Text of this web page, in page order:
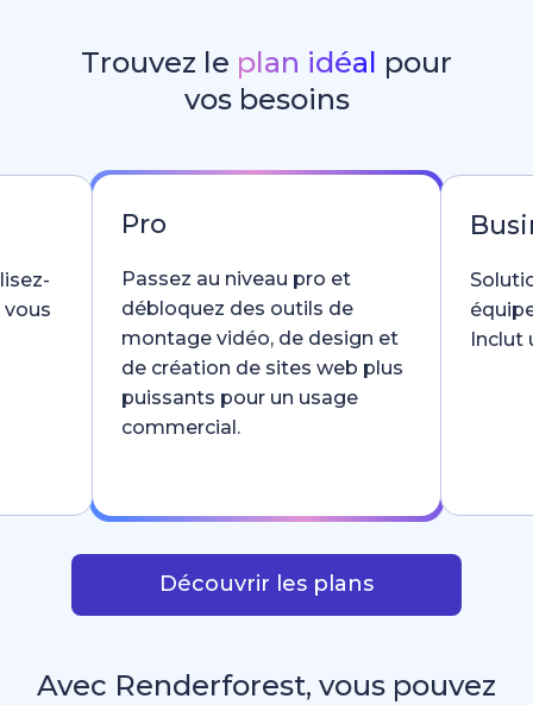
Trouvez le plan idéal pour
vos besoins
Pro
Passez au niveau pro et
débloquez des outils de
montage vidéo, de design et
de création de sites web plus
puissants pour un usage
commercial.
Inclut
Découvrir les plans
Avec Renderforest, vous pouvez